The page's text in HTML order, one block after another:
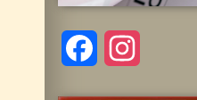
Facebook